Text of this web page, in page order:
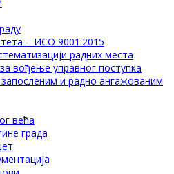
– ИСО 9001:2015
радних места
вођење управног поступка
и радно ангажованим
већа
града